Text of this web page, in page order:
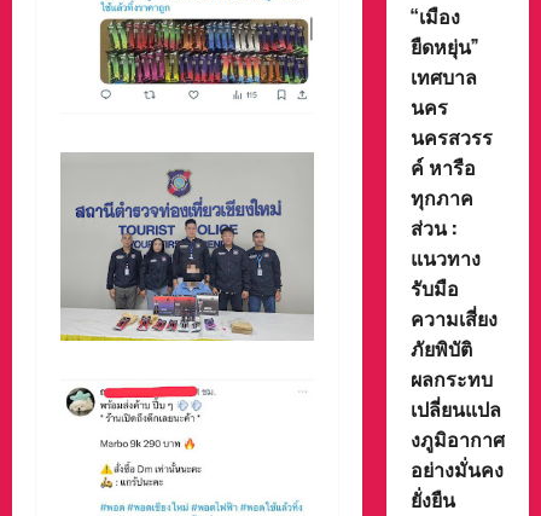
“เมือง
ยืดหยุ่น”
เทศบาล
นคร
นครสวรร
ค์ หารือ
ทุกภาค
ส่วน :
แนวทาง
รับมือ
ความเสี่ยง
ภัยพิบัติ
ผลกระทบ
เปลี่ยนแปล
งภูมิอากาศ
อย่างมั่นคง
ยั่งยืน